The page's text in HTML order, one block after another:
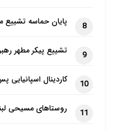
8 پایان حماسه تشییع
9 تشییع پیکر مطهر
10 کاردینال اسپانیایی
11 روستاهای مسیحی